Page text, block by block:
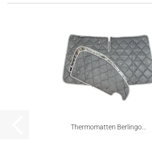
Thermomatten Berlingo...